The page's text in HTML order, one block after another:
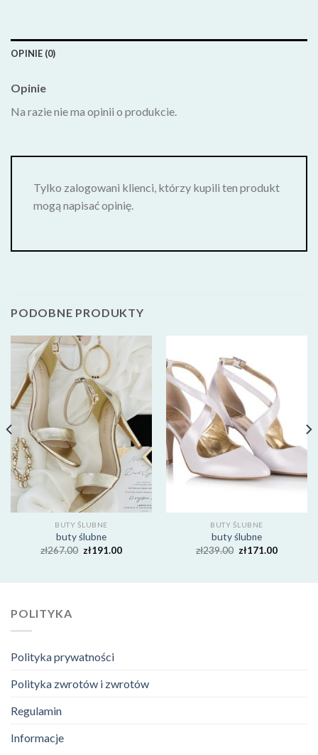
OPINIE (0)
Opinie
Na razie nie ma opinii o produkcie.
Tylko zalogowani klienci, którzy kupili ten produkt
mogą napisać opinię.
PODOBNE PRODUKTY
BUTY ŚLUBNE
buty ślubne
zł267.00 zł191.00
BUTY ŚLUBNE
buty ślubne
zł239.00 zł171.00
POLITYKA
Polityka prywatności
Polityka zwrotów i zwrotów
Regulamin
Informacje